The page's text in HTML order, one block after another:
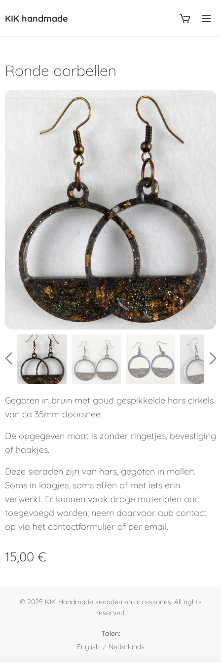
KIK handmade
Ronde oorbellen
Gegoten in bruin met goud gespikkelde hars cirkels
van ca 35mm doorsnee
De opgegeven maat is zonder ringetjes, bevestiging
of haakjes.
Deze sieraden zijn van hars, gegoten in mallen.
Soms in laagjes, soms effen of met iets erin
verwerkt. Er kunnen vaak droge materialen aan
toegevoegd worden; neem daarvoor aub contact
op via het contactformulier of per email.
15,00 €
© 2025 KIK Handmade sieraden en accessoires. All rights
reserved.
Talen
English
Nederlands